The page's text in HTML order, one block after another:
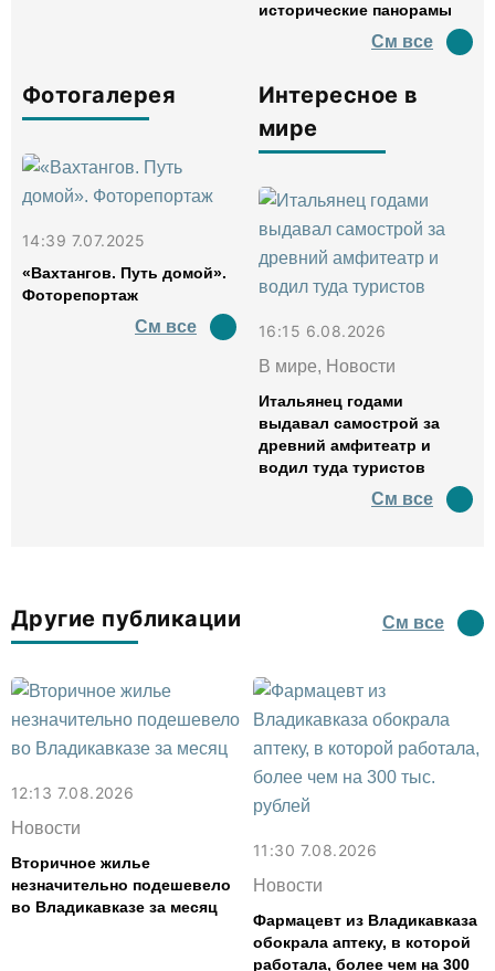
исторические панорамы
См все
Фотогалерея
14:39 7.07.2025
«Вахтангов. Путь домой».
Фоторепортаж
См все
Интересное в
мире
16:15 6.08.2026
В мире, Новости
Итальянец годами
выдавал самострой за
древний амфитеатр и
водил туда туристов
См все
Другие публикации См все
12:13 7.08.2026
Новости
Вторичное жилье
незначительно подешевело
во Владикавказе за месяц
11:30 7.08.2026
Новости
Фармацевт из Владикавказа
обокрала аптеку, в которой
работала, более чем на 300